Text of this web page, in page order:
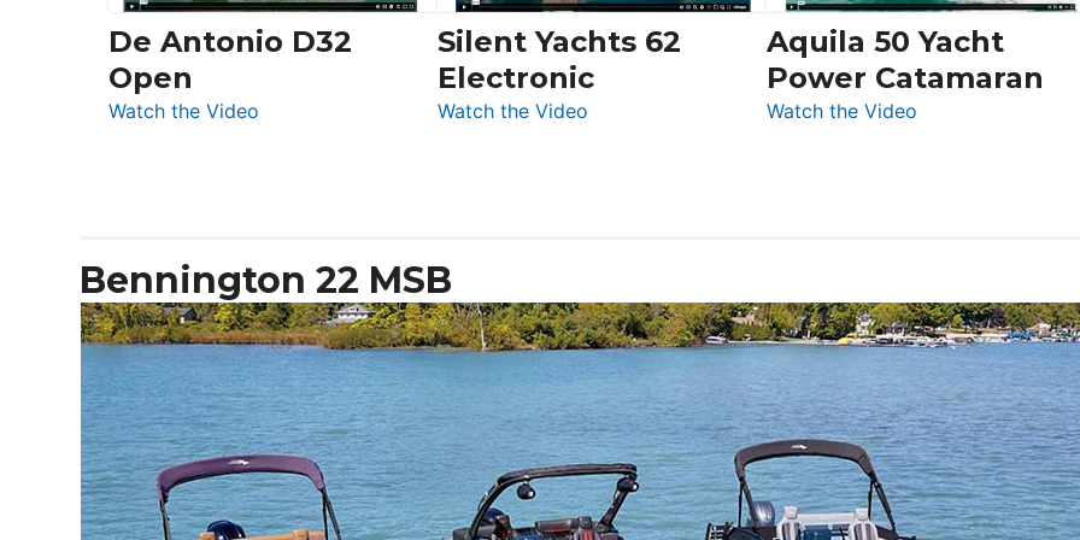
Boot
Düsseldorf
De Antonio D32
Open
Watch the Video
Silent Yachts 62
Electronic
Watch the Video:
Aquila 50 Yacht
Power Catamaran
Watch the Video:
Bennington 22 MSB